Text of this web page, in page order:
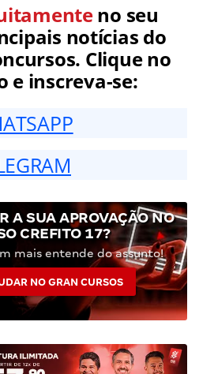
no seu
notícias do
Clique no
e inscreva-se:
A SUA APROVAÇÃO NO
CREFITO 17?
mais entende do assunto!
NO GRAN CURSOS